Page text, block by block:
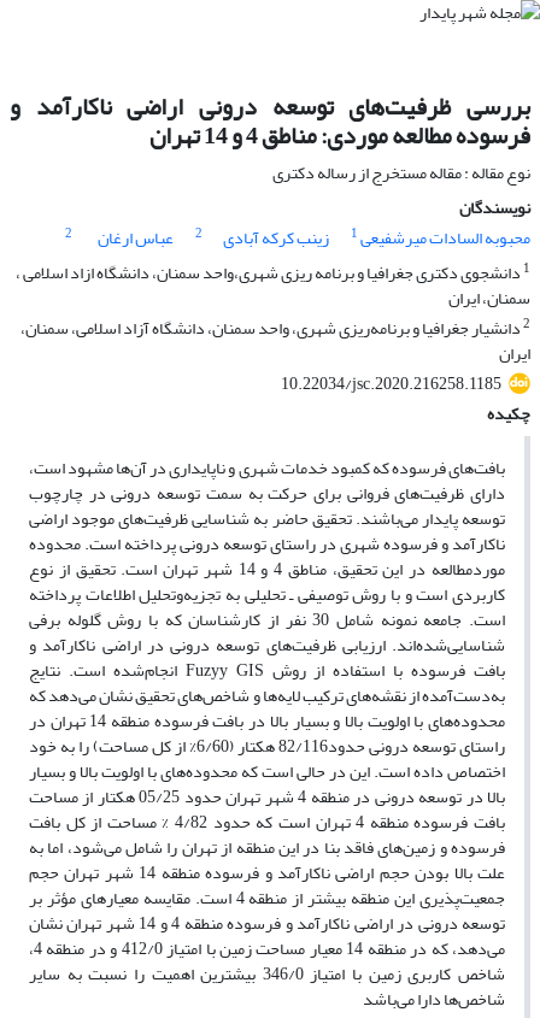
بررسی ظرفیت‌های توسعه درونی اراضی ناکارآمد و
فرسوده مطالعه موردی: مناطق 4 و 14 تهران
نوع مقاله : مقاله مستخرج از رساله دکتری
نویسندگان
محبوبه السادات میرشفیعی1 زینب کرکه آبادی 2 عباس ارغان
2
1 دانشجوی دکتری جغرافیا و برنامه ریزی شهری،واحد سمنان، دانشگاه ازاد اسلامی ،
سمنان، ایران
2دانشیار جغرافیا و برنامه‌ریزی شهری، واحد سمنان، دانشگاه آزاد اسلامی، سمنان،
ایران
10.22034/jsc.2020.216258.1185
چکیده
بافت‌های فرسوده که کمبود خدمات شهری و ناپایداری در آن‌ها مشهود است،
دارای ظرفیت‌های فروانی برای حرکت به سمت توسعه درونی در چارچوب
توسعه پایدار می‌باشند. تحقیق حاضر به شناسایی ظرفیت‌های موجود اراضی
ناکارآمد و فرسوده شهری در راستای توسعه درونی پرداخته است. محدوده
موردمطالعه در این تحقیق، مناطق 4 و 14 شهر تهران است. تحقیق از نوع
کاربردی است و با روش توصیفی ـ تحلیلی به تجزیه‌وتحلیل اطلاعات پرداخته
است. جامعه نمونه شامل 30 نفر از کارشناسان که با روش گلوله برفی
شناسایی‌شده‌اند. ارزیابی ظرفیت‌های توسعه درونی در اراضی ناکارآمد و
بافت فرسوده با استفاده از روش Fuzyy GIS انجام‌شده است. نتایج
به‌دست‌آمده از نقشه‌های ترکیب لایه‌ها و شاخص‌های تحقیق نشان می‌دهد که
محدوده‌های با اولویت بالا و بسیار بالا در بافت فرسوده منطقه 14 تهران در
راستای توسعه درونی حدود82/116 هکتار (6/60% از کل مساحت) را به خود
اختصاص داده است. این در حالی است که محدوده‌های با اولویت بالا و بسیار
بالا در توسعه درونی در منطقه 4 شهر تهران حدود 05/25 هکتار از مساحت
بافت فرسوده منطقه 4 تهران است که حدود 4/82 % مساحت از کل بافت
فرسوده و زمین‌های فاقد بنا در این منطقه از تهران را شامل می‌شود، اما به
علت بالا بودن حجم اراضی ناکارآمد و فرسوده منطقه 14 شهر تهران حجم
جمعیت‌پذیری این منطقه بیشتر از منطقه 4 است. مقایسه معیارهای مؤثر بر
توسعه درونی در اراضی ناکارآمد و فرسوده منطقه 4 و 14 شهر تهران نشان
می‌دهد، که در منطقه 14 معیار مساحت زمین با امتیاز 412/0 و در منطقه 4،
شاخص کاربری زمین با امتیاز 346/0 بیشترین اهمیت را نسبت به سایر
شاخص‌ها دارا می‌باشد